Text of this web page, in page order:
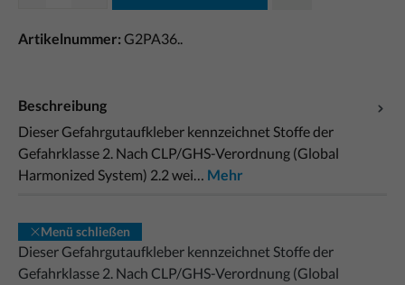
Artikelnummer: G2PA36..
Beschreibung
Dieser Gefahrgutaufkleber kennzeichnet Stoffe der
Gefahrklasse 2. Nach CLP/GHS-Verordnung (Global
Harmonized System) 2.2 wei… Mehr
Menü schließen
Dieser Gefahrgutaufkleber kennzeichnet Stoffe der
Gefahrklasse 2. Nach CLP/GHS-Verordnung (Global